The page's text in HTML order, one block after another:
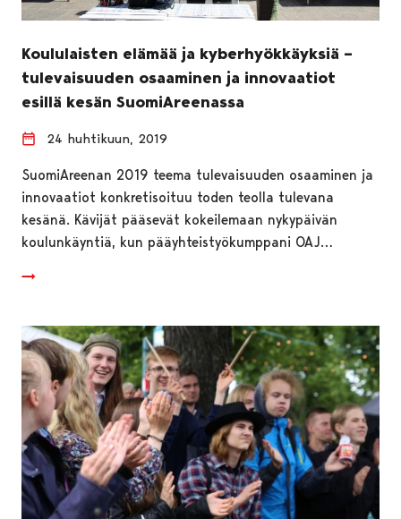
Koululaisten elämää ja kyberhyökkäyksiä –
tulevaisuuden osaaminen ja innovaatiot
esillä kesän SuomiAreenassa
24 huhtikuun, 2019
SuomiAreenan 2019 teema tulevaisuuden osaaminen ja
innovaatiot konkretisoituu toden teolla tulevana
kesänä. Kävijät pääsevät kokeilemaan nykypäivän
koulunkäyntiä, kun pääyhteistyökumppani OAJ…